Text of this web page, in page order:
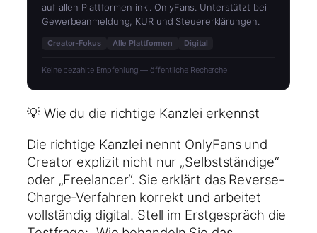
auf allen Plattformen inkl. OnlyFans. Unterstützt bei
Gewerbeanmeldung, KUR und Steuererklärungen.
Creator-Fokus Alle Plattformen Digital
Keine bezahlte Empfehlung — öffentliche Recherche
💡 Wie du die richtige Kanzlei erkennst
Die richtige Kanzlei nennt OnlyFans und
Creator explizit nicht nur „Selbstständige“
oder „Freelancer“. Sie erklärt das Reverse-
Charge-Verfahren korrekt und arbeitet
vollständig digital. Stell im Erstgespräch die